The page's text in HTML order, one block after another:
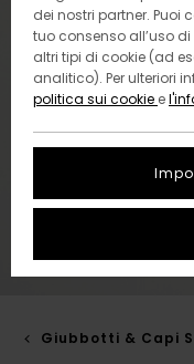
Giubbotti & Capi
dei nostri partner. Puoi
tuo consenso all’uso
altri tipi di cookie (ad
analitico). Per ulteriori
politica sui cookie e